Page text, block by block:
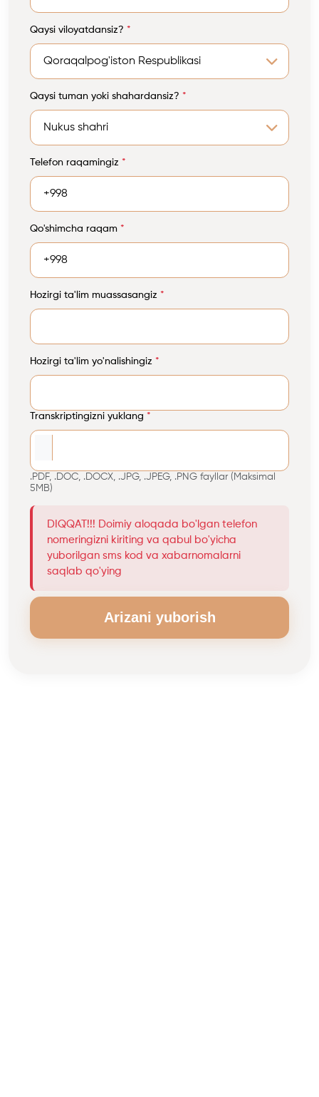
Qaysi viloyatdansiz? *
Qaysi tuman yoki shahardansiz? *
Telefon raqamingiz *
Qo'shimcha raqam *
Hozirgi ta'lim muassasangiz *
Hozirgi ta'lim yo'nalishingiz *
Transkriptingizni yuklang *
.PDF, .DOC, .DOCX, .JPG, .JPEG, .PNG fayllar (Maksimal
5MB)
DIQQAT!!! Doimiy aloqada bo'lgan telefon
nomeringizni kiriting va qabul bo'yicha
yuborilgan sms kod va xabarnomalarni
saqlab qo'ying
Arizani yuborish